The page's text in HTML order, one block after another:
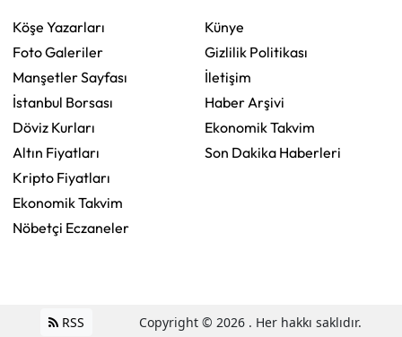
Köşe Yazarları
Foto Galeriler
Manşetler Sayfası
İstanbul Borsası
Döviz Kurları
Altın Fiyatları
Kripto Fiyatları
Ekonomik Takvim
Nöbetçi Eczaneler
Künye
Gizlilik Politikası
İletişim
Haber Arşivi
Ekonomik Takvim
Son Dakika Haberleri
RSS Copyright © 2026 . Her hakkı saklıdır.